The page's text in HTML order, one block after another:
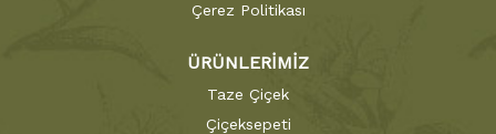
Çerez Politikası
ÜRÜNLERİMİZ
Taze Çiçek
Çiçeksepeti